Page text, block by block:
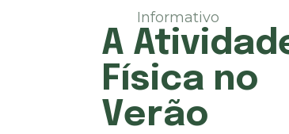
Informativo
A
Física no
Verão